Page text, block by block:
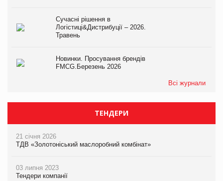
Сучасні рішення в
Логістиці&Дистрибуції – 2026.
Травень
Новинки. Просування брендів
FMCG.Березень 2026
Всі журнали
ТЕНДЕРИ
21 січня 2026
ТДВ «Золотоніський маслоробний комбінат»
03 липня 2023
Тендери компанії